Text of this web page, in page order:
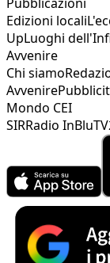
Edizioni locali
UpLuoghi
Avvenire
Chi siamo
Avvenire
Mondo CEI
SIRRadio InBlu